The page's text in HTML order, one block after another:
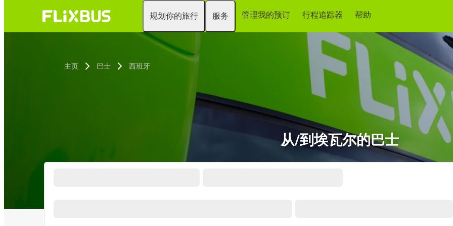
规划你的旅行 服务 管理我的预订 行程追踪器 帮助
主页 巴士 西班牙
从/到埃瓦尔的巴士